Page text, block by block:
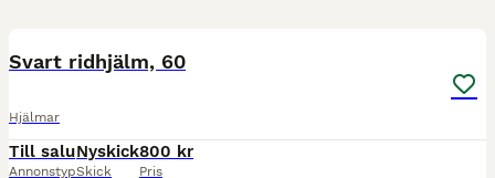
Svart ridhjälm, 60
Hjälmar
Till salu
Annonstyp
Nyskick
Skick
800 kr
Pris